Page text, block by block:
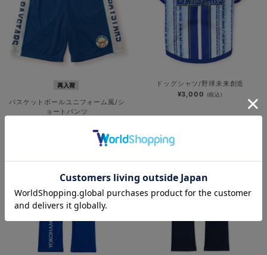
再入荷
バスケットボールユニフォーム風/シ
ョートパンツ
ドッグシャツ/野球未来創造
¥3,000 (税込)